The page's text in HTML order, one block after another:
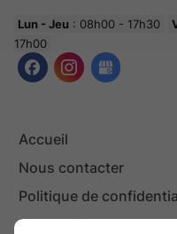
Lun - Jeu : 08h00 - 17h30
17h00
Accueil
Nous contacter
Politique de
Plan du site